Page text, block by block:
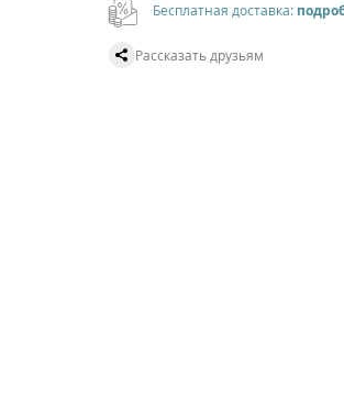
Бесплатная доставка:
Рассказать друзьям